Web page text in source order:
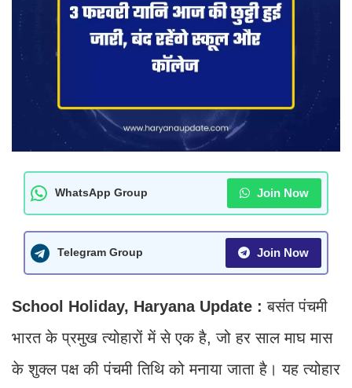
WhatsApp Group Join Now
Telegram Group Join Now
School Holiday, Haryana Update :बसंत पंचमी
भारत के प्रमुख त्योहारों में से एक है, जो हर साल माघ मास
के शुक्ल पक्ष की पंचमी तिथि को मनाया जाता है। यह त्योहार